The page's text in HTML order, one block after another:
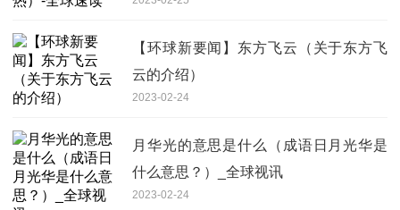
【环球新要闻】东方飞云（关于东方飞
云的介绍）
2023-02-24
月华光的意思是什么（成语日月光华是
什么意思？）_全球视讯
2023-02-24